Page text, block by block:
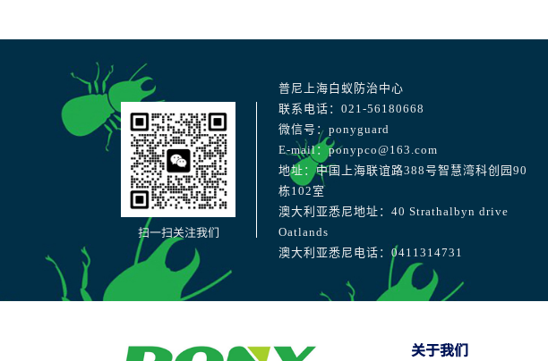
扫一扫关注我们
普尼上海白蚁防治中心
联系电话：021-56180668
微信号：ponyguard
E-mail：ponypco@163.com
地址：中国上海联谊路388号智慧湾科创园90
栋102室
澳大利亚悉尼地址：40 Strathalbyn drive
Oatlands
澳大利亚悉尼电话：0411314731
关于我们